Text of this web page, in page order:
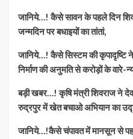
जानिये…! कैसे सावन के पहले दिन
जन्मदिन पर बधाइयों का तांतां,
जानिये…! कैसे सिस्टम की कृपादृष्टि
निर्माण की अनुमति से करोड़ों के वारे-
बड़ी खबर…! कृषि मंत्री शिवराज ने
रुद्रपुर में खेत बचाओ अभियान का
जानिये…!कैसे चंपावत में मानसून से